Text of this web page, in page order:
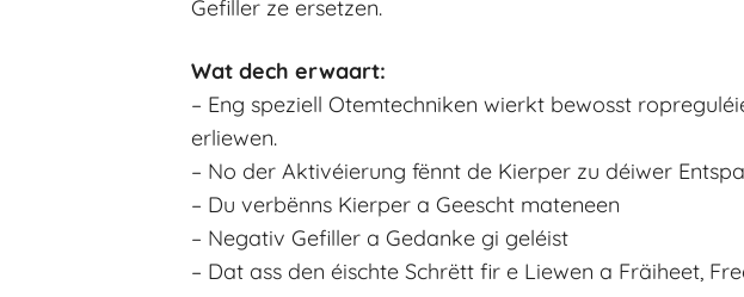
Gefiller ze ersetzen.
Wat dech erwaart:
– Eng speziell Otemtechniken wierkt bewosst
erliewen.
– No der Aktivéierung fënnt de Kierper zu déiwer
– Du verbënns Kierper a Geescht mateneen
– Negativ Gefiller a Gedanke gi geléist
– Dat ass den éischte Schrëtt fir e Liewen a Fräiheet,